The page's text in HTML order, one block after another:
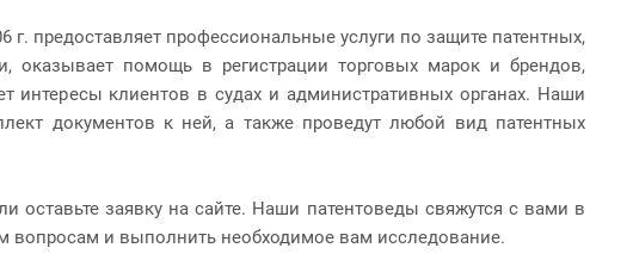
г. предоставляет профессиональные услуги по защите патентных,
оказывает помощь в регистрации торговых марок и брендов,
интересы клиентов в судах и административных органах. Наши
документов к ней, а также проведут любой вид патентных
оставьте заявку на сайте. Наши патентоведы свяжутся с вами в
вопросам и выполнить необходимое вам исследование.